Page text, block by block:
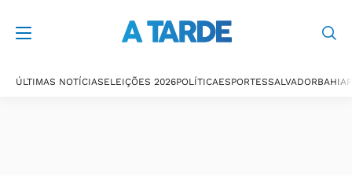
ÚLTIMAS NOTÍCIASELEIÇÕES 2026POLÍTICAESPORTESSALVADORBAHIA